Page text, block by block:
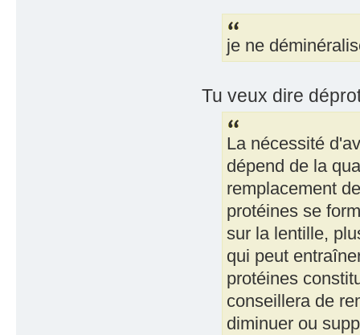
je ne
Tu veux dire
La nécessité
dépend de la
remplacement
protéines se
sur la lentille,
qui peut
protéines
conseillera de
diminuer ou